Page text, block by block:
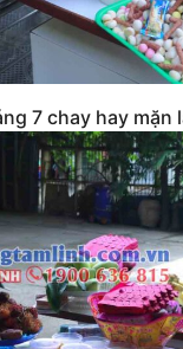
7 chay hay mặn